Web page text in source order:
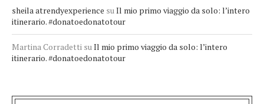
sheila atrendyexperience suIl mio primo viaggio da solo: l’intero
itinerario. #donatoedonatotour
Martina Corradetti suIl mio primo viaggio da solo: l’intero
itinerario. #donatoedonatotour